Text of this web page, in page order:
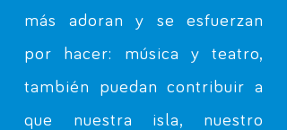
más adoran y se esfuerzan
por hacer: música y teatro,
también puedan contribuir a
que nuestra isla, nuestro